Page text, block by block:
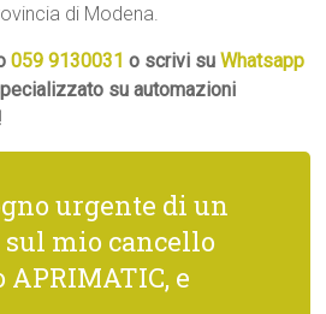
di Modena.
059 9130031 o scrivi suWhatsapp
su automazioni
urgente di un
mio cancello
e